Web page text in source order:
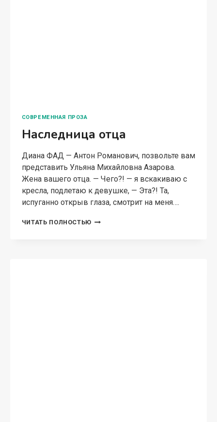
СОВРЕМЕННАЯ ПРОЗА
Наследница отца
Диана ФАД — Антон Романович, позвольте вам
представить Ульяна Михайловна Азарова.
Жена вашего отца. — Чего?! — я вскакиваю с
кресла, подлетаю к девушке, — Эта?! Та,
испуганно открыв глаза, смотрит на меня….
ЧИТАТЬ ПОЛНОСТЬЮ НАСЛЕДНИЦА